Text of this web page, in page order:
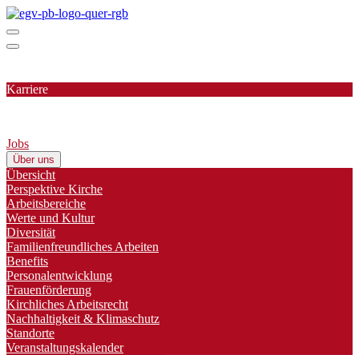
Karriere
Jobs
Über uns
Übersicht
Perspektive Kirche
Arbeitsbereiche
Werte und Kultur
Diversität
Familienfreundliches Arbeiten
Benefits
Personalentwicklung
Frauenförderung
Kirchliches Arbeitsrecht
Nachhaltigkeit & Klimaschutz
Standorte
Veranstaltungskalender